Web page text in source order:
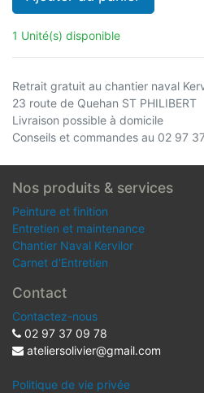
1 Unité(s) disponible
Retrait gratuit au chantier naval
23 route de Quehan ST PHILIBERT
Livraison possible à domicile
Conseils et commandes au 02 97
Nos produits & services
Peinture et finition
Entretien et maintenance
Chantier Naval Kervilor
Carnet d'Entretien
Contact
Contactez-nous
02 97 37 09 78
ateliersolivier@gmail.com
Politique de vie privée